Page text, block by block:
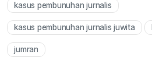
kasus pembunuhan jurnalis
kasus pembunuhan jurnalis juwita
jumran